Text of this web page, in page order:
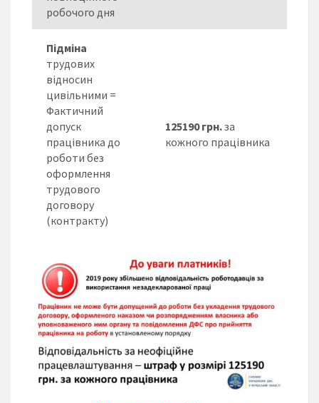
робочого дня
Підміна
трудових
відносин
цивільними =
Фактичний
допуск
працівника до
роботи без
оформлення
трудового
договору
(контракту)
125190 грн.за
кожного працівника